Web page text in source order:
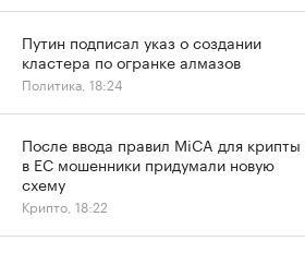
Путин подписал указ о создании
кластера по огранке алмазов
Политика, 18:24
После ввода правил MiCA для крипты
в ЕС мошенники придумали новую
схему
Крипто, 18:22